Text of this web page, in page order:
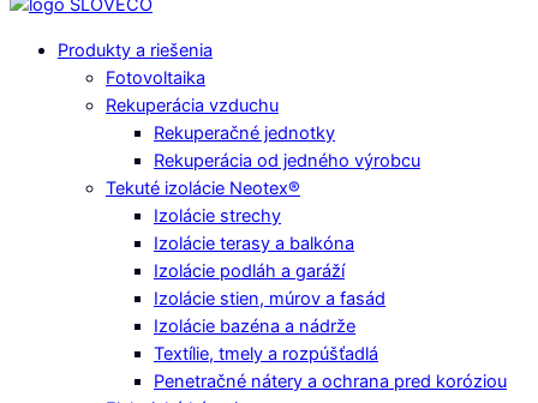
Produkty a riešenia
Fotovoltaika
Rekuperácia vzduchu
Rekuperačné jednotky
Rekuperácia od jedného výrobcu
Tekuté izolácie Neotex®
Izolácie strechy
Izolácie terasy a balkóna
Izolácie podláh a garáží
Izolácie stien, múrov a fasád
Izolácie bazéna a nádrže
Textílie, tmely a rozpúšťadlá
Penetračné nátery a ochrana pred koróziou